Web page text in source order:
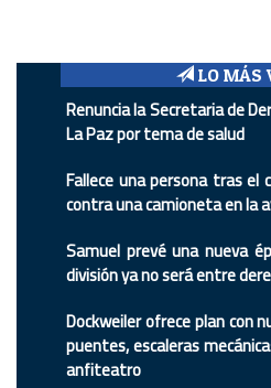
LO MÁS
Renuncia la Secretaria de
La Paz por tema de salud
Fallece una persona tras el
contra una camioneta en la
Samuel prevé una nueva
división ya no será entre
Dockweiler ofrece plan con
puentes, escaleras
anfiteatro